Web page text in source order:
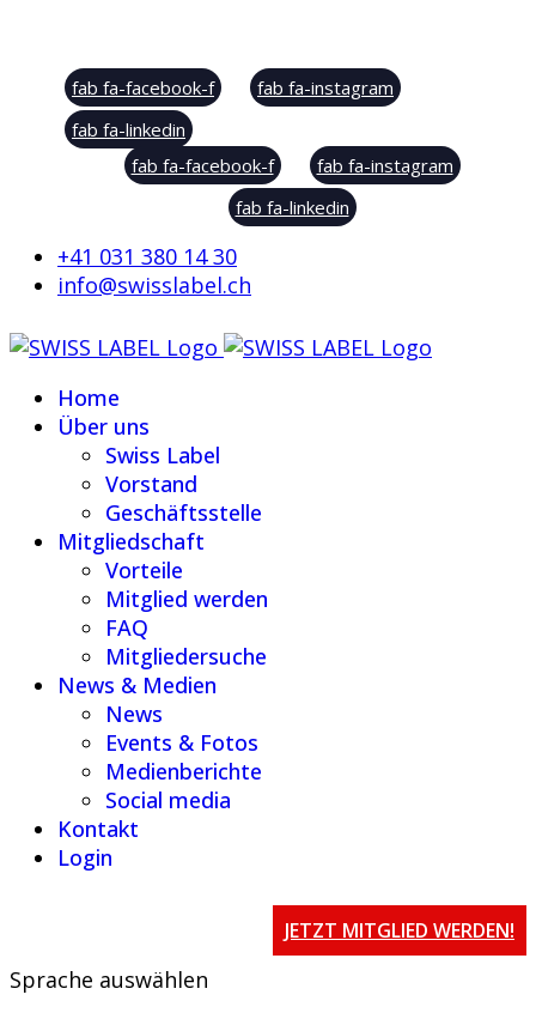
fab fa-facebook-f
fab fa-instagram
fab fa-linkedin
fab fa-facebook-f
fab fa-instagram
fab fa-linkedin
+41 031 380 14 30
info@swisslabel.ch
Home
Über uns
Swiss Label
Vorstand
Geschäftsstelle
Mitgliedschaft
Vorteile
Mitglied werden
FAQ
Mitgliedersuche
News & Medien
News
Events & Fotos
Medienberichte
Social media
Kontakt
Login
JETZT MITGLIED WERDEN!
Sprache auswählen